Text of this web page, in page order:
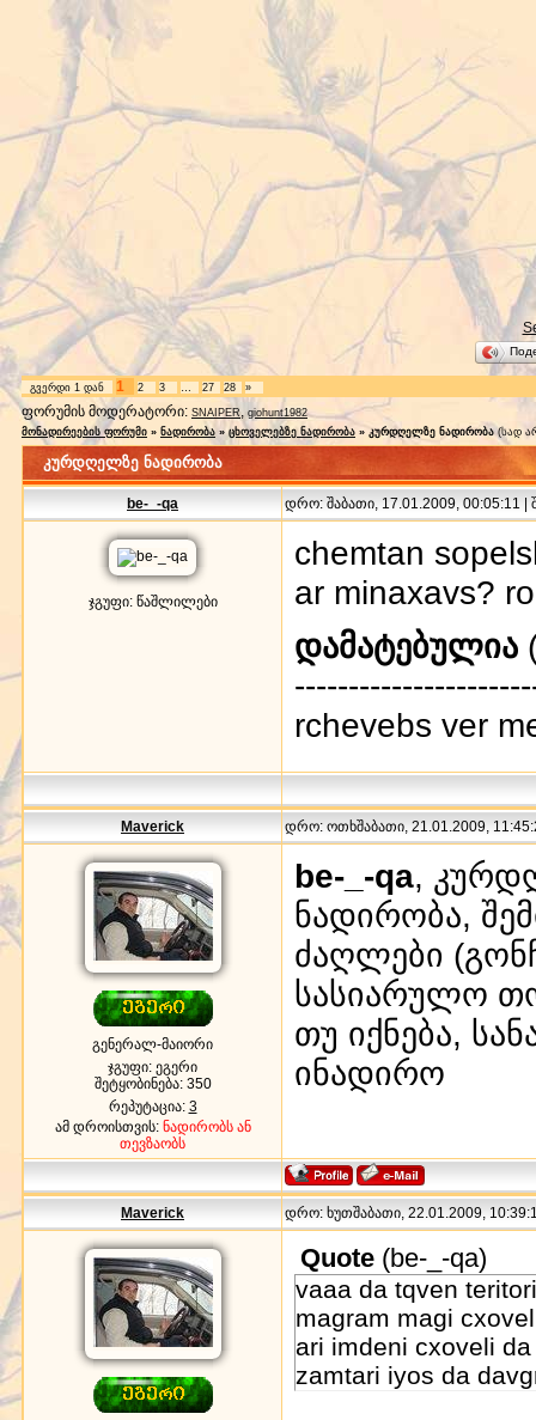
გვერდი 1 დან 1 2 3 27 28 »
ფორუმის მოდერატორი: SNAIPER , giohunt1982
მონადირეების ფორუმი » ნადირობა » ცხოველებზე ნადირობა » კურდღელზე ნადირობა (სად
კურდღელზე ნადირობა
be-_-qa დრო: შაბათი, 17.01.2009, 00:05:11 |
ჯგუფი: წაშლილები
chemtan
ar minaxavs?
დამატებულია
rchevebs ver
Maverick დრო: ოთხშაბათი, 21.01.2009,
გენერალ-მაიორი
ჯგუფი: ეგერი
შეტყობინება: 350
რეპუტაცია: 3
ამ დროისთვის: ნადირობს ან
თევზაობს
be-_-qa,
ნადირობა,
ძაღლები
სასიარულო
თუ იქნება,
ინადირო
Maverick დრო: ხუთშაბათი, 22.01.2009,
Quote (be-_-qa)
vaaa da tqven
magram magi
ari imdeni cxoveli
zamtari iyos da